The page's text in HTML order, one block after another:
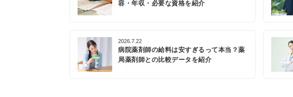
容・年収・必要な資格を紹介
2026.7.22
病院薬剤師の給料は安すぎるって本当？薬
局薬剤師との比較データを紹介